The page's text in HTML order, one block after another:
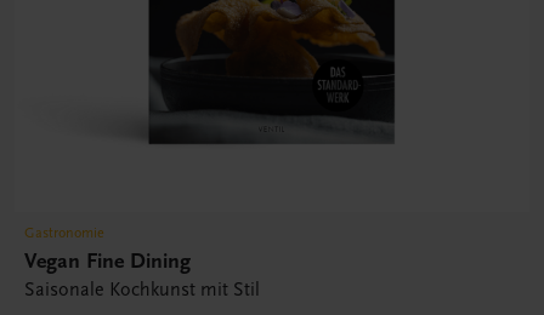
Gastronomie
Vegan Fine Dining
Saisonale Kochkunst mit Stil